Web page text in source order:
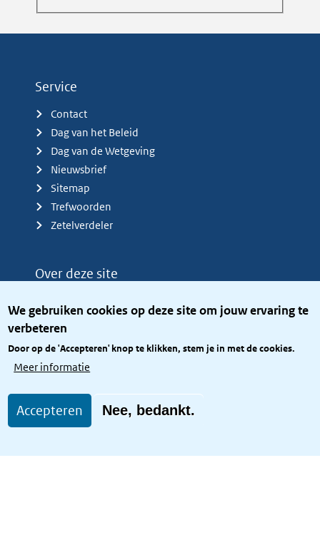
We gebruiken cookies op deze site om jouw ervaring te
verbeteren
Door op de 'Accepteren' knop te klikken, stem je in met de cookies.
Meer informatie
Accepteren Nee, bedankt.
Service
Contact
Dag van het Beleid
Dag van de Wetgeving
Nieuwsbrief
Sitemap
Trefwoorden
Zetelverdeler
Over deze site
Privacy
Toegang site openbaar
Toegankelijkheid